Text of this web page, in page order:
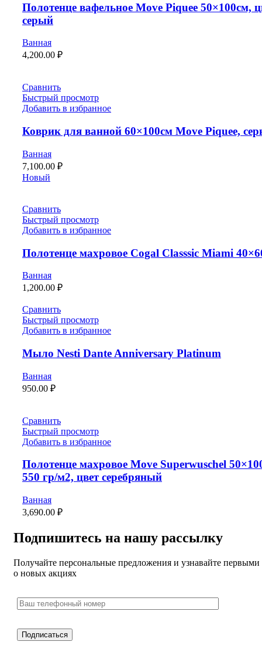
Полотенце вафельное Move Piquee 50×100см,
серый
Ванная
4,200.00 ₽
Сравнить
Быстрый просмотр
Добавить в избранное
Коврик для ванной 60×100см Move Piquee,
Ванная
7,100.00 ₽
Новый
Сравнить
Быстрый просмотр
Добавить в избранное
Полотенце махровое Cogal Classsic Miami
Ванная
1,200.00 ₽
Сравнить
Быстрый просмотр
Добавить в избранное
Мыло Nesti Dante Anniversary Platinum
Ванная
950.00 ₽
Сравнить
Быстрый просмотр
Добавить в избранное
Полотенце махровое Move Superwuschel
550 гр/м2, цвет серебряный
Ванная
3,690.00 ₽
Подпишитесь на нашу рассылку
Получайте персональные предложения и узнавайте первыми
о новых акциях